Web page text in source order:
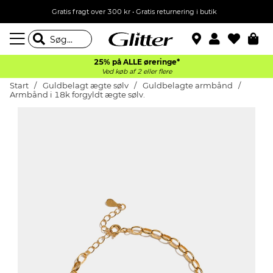
Gratis fragt over 300 kr • Gratis returnering i butik
25% på ALLE øreringe*
Ved køb af 2 eller flere
Start Guldbelagt ægte sølv
Guldbelagte armbånd
Armbånd i 18k forgyldt ægte sølv.